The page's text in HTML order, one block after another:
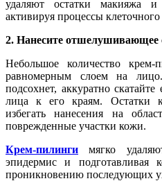
удаляют остатки макияжа и
активируя процессы
2. Нанесите отшелушивающее
Небольшое количество
равномерным слоем на
подсохнет, аккуратно
лица к его краям. Остатки
избегать нанесения на
поврежденные участки кожи.
Крем-пилинги мягко
эпидермис и подготавливая
проникновению последующих